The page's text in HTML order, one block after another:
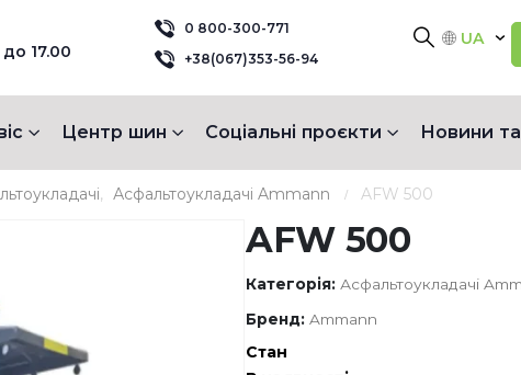
17.00
0 800-300-771
+38(067)353-56-94
UA
Центр шин Соціальні проєкти Новини та
, Асфальтоукладачі Ammann AFW 500
AFW 500
Категорія: Асфальтоукладачі
Бренд: Ammann
Стан